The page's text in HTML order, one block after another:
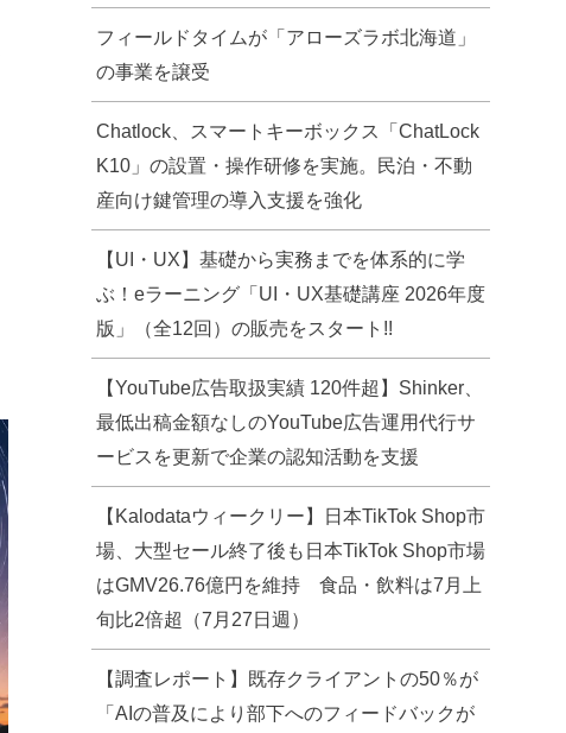
フィールドタイムが「アローズラボ北海道」
の事業を譲受
Chatlock、スマートキーボックス「ChatLock
K10」の設置・操作研修を実施。民泊・不動
産向け鍵管理の導入支援を強化
【UI・UX】基礎から実務までを体系的に学
ぶ！eラーニング「UI・UX基礎講座 2026年度
版」（全12回）の販売をスタート!!
【YouTube広告取扱実績 120件超】Shinker、
最低出稿金額なしのYouTube広告運用代行サ
ービスを更新で企業の認知活動を支援
【Kalodataウィークリー】日本TikTok Shop市
場、大型セール終了後も日本TikTok Shop市場
はGMV26.76億円を維持 食品・飲料は7月上
旬比2倍超（7月27日週）
【調査レポート】既存クライアントの50％が
「AIの普及により部下へのフィードバックが